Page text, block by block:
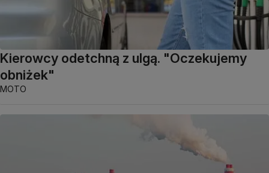
Kierowcy odetchną z ulgą. "Oczekujemy
obniżek"
MOTO